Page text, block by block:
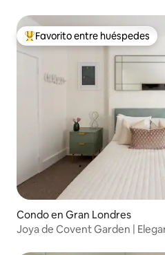
Favorito entre huéspedes
Favorito entre huéspedes
Condo en Gran Londres
Joya de Covent Garden |